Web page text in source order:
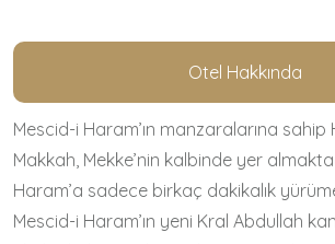
Otel Hakkında
Mescid-i Haram’ın manzaralarına sahip
Makkah, Mekke’nin kalbinde yer
Haram’a sadece birkaç dakikalık
Mescid-i Haram’ın yeni Kral Abdullah